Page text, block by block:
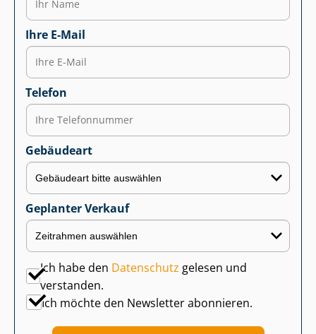
Ihre E-Mail
Telefon
Gebäudeart
Geplanter Verkauf
Ich habe den Datenschutz gelesen und
verstanden.
Ich möchte den Newsletter abonnieren.